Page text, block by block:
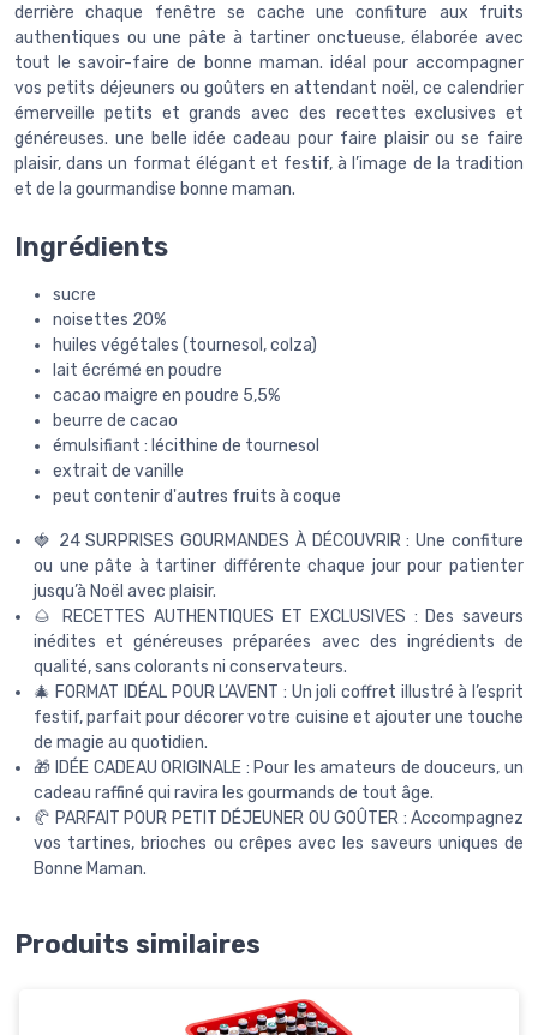
derrière chaque fenêtre se cache une confiture aux fruits
authentiques ou une pâte à tartiner onctueuse, élaborée avec
tout le savoir-faire de bonne maman. idéal pour accompagner
vos petits déjeuners ou goûters en attendant noël, ce calendrier
émerveille petits et grands avec des recettes exclusives et
généreuses. une belle idée cadeau pour faire plaisir ou se faire
plaisir, dans un format élégant et festif, à l’image de la tradition
et de la gourmandise bonne maman.
Ingrédients
sucre
noisettes 20%
huiles végétales (tournesol, colza)
lait écrémé en poudre
cacao maigre en poudre 5,5%
beurre de cacao
émulsifiant : lécithine de tournesol
extrait de vanille
peut contenir d'autres fruits à coque
🍓 24 SURPRISES GOURMANDES À DÉCOUVRIR : Une confiture
ou une pâte à tartiner différente chaque jour pour patienter
jusqu’à Noël avec plaisir.
🌰 RECETTES AUTHENTIQUES ET EXCLUSIVES : Des saveurs
inédites et généreuses préparées avec des ingrédients de
qualité, sans colorants ni conservateurs.
🎄 FORMAT IDÉAL POUR L’AVENT : Un joli coffret illustré à l’esprit
festif, parfait pour décorer votre cuisine et ajouter une touche
de magie au quotidien.
🎁 IDÉE CADEAU ORIGINALE : Pour les amateurs de douceurs, un
cadeau raffiné qui ravira les gourmands de tout âge.
🥐 PARFAIT POUR PETIT DÉJEUNER OU GOÛTER : Accompagnez
vos tartines, brioches ou crêpes avec les saveurs uniques de
Bonne Maman.
Produits similaires